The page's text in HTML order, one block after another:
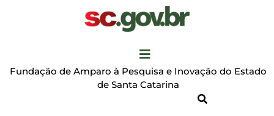
Fundação de Amparo à Pesquisa e Inovação do Estado
de Santa Catarina